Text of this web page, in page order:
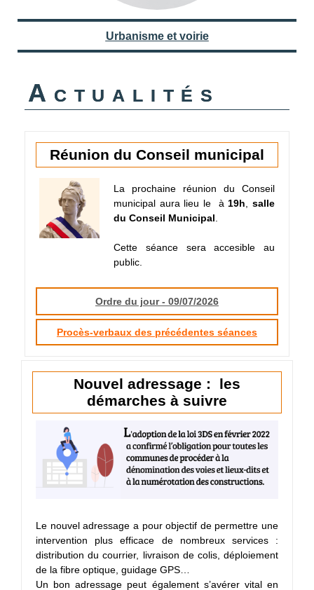
Urbanisme et voirie
Actualités
Réunion du Conseil municipal
La prochaine réunion du Conseil
municipal aura lieu le
à 19h ,salle
du Conseil Municipal
Cette séance sera accesible au
public.
Ordre du jour - 09/07/2026
Procès-verbaux des précédentes séances
Nouvel adressage : les
démarches à suivre
Le nouvel adressage a pour objectif de permettre une
intervention plus efficace de nombreux services :
distribution du courrier, livraison de colis, déploiement
de la fibre optique, guidage GPS…
Un bon adressage peut également s’avérer vital en